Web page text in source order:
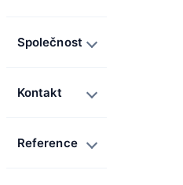
Společnost
Kontakt
Reference